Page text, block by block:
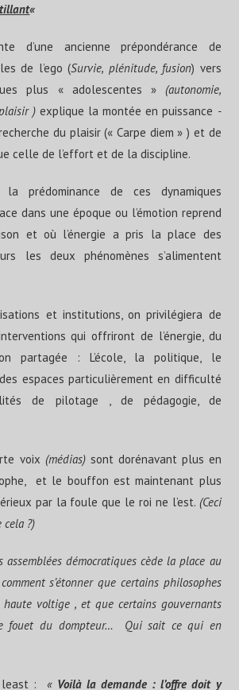
«
d’une ancienne prépondérance de
de l’ego (Survie, plénitude, fusion) vers
plus « adolescentes » (autonomie,
)explique la montée en puissance -
du plaisir (« Carpe diem » ) et de
celle de l’effort et de la discipline.
prédominance de ces dynamiques
dans une époque ou l’émotion reprend
et où l’énergie a pris la place des
les deux phénomènes s’alimentent
et institutions, on privilégiera de
qui offriront de l’énergie, du
partagée : L’école, la politique, le
espaces particulièrement en difficulté
de pilotage , de pédagogie, de
voix (médias)sont dorénavant plus en
et le bouffon est maintenant plus
par la foule que le roi ne l’est. (Ceci
?)
assemblées démocratiques cède la place au
s’étonner que certains philosophes
voltige , et que certains gouvernants
fouet du dompteur… Qui sait ce qui en
least : « Voilà la demande : l’offre doit y